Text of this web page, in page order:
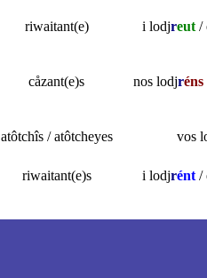
riwaitant(e) i lodjreut/
cåzant(e)s nos lodjréns
atôtchîs / atôtcheyes vos
riwaitant(e)s i lodjrént/